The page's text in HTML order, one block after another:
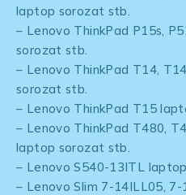
laptop sorozat stb.
– Lenovo ThinkPad P15s,
sorozat stb.
– Lenovo ThinkPad T14,
sorozat stb.
– Lenovo ThinkPad T15
– Lenovo ThinkPad T480,
laptop sorozat stb.
– Lenovo S540-13ITL
– Lenovo Slim 7-14ILL05,